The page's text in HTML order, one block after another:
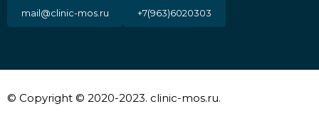
mail@clinic-mos.ru +7(963)6020303
© Copyright © 2020-2023. clinic-mos.ru.